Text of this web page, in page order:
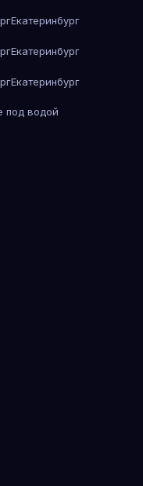
Екатеринбург
Екатеринбург
Екатеринбург
водой